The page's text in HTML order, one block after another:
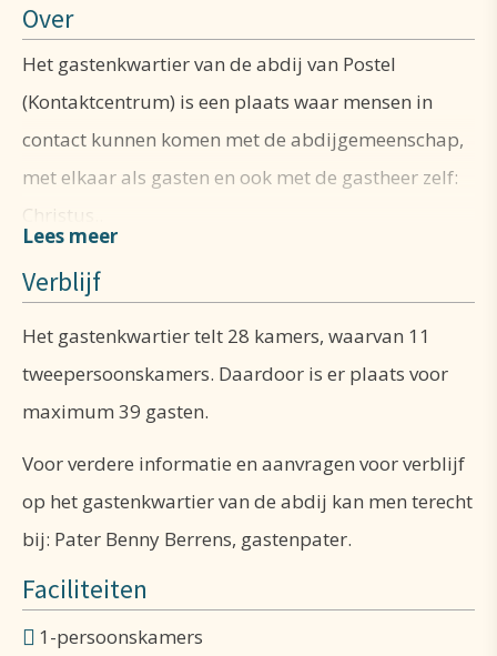
Over
Het gastenkwartier van de abdij van Postel
(Kontaktcentrum) is een plaats waar mensen in
contact kunnen komen met de abdijgemeenschap,
met elkaar als gasten en ook met de gastheer zelf:
Christus..
Het gastenkwartier telt 28 kamers, waarvan 11
maximum 39 gasten. Er is het nodige sanitair,
voorzien van enkele doucheruimtes. Er is ook een
eigen sanitaire ruimte voor rolstoelgebruikers. Het
gastenkwartier is trouwens helemaal
rolstoeltoegankelijk.
Het gastenkwartier beschikt over de erkenning
‘Toerisme voor Allen’ van de Vlaamse overheid.
Verblijf
Het gastenkwartier telt 28 kamers, waarvan 11
tweepersoonskamers. Daardoor is er plaats voor
maximum 39 gasten.
Voor verdere informatie en aanvragen voor verblijf
op het gastenkwartier van de abdij kan men terecht
bij: Pater Benny Berrens, gastenpater.
Faciliteiten
1-persoonskamers